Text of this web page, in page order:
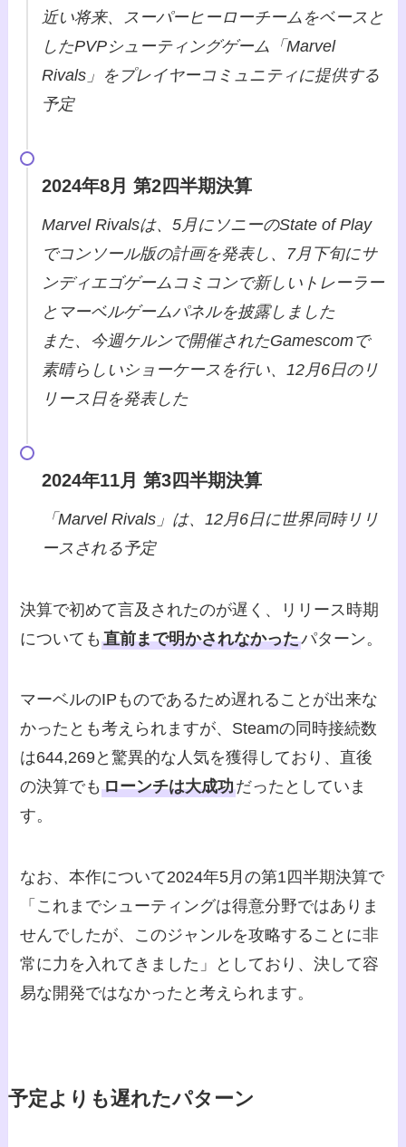
近い将来、スーパーヒーローチームをベースと
したPVPシューティングゲーム「Marvel
Rivals」をプレイヤーコミュニティに提供する
予定
2024年8月 第2四半期決算
Marvel Rivalsは、5月にソニーのState of Play
でコンソール版の計画を発表し、7月下旬にサ
ンディエゴゲームコミコンで新しいトレーラー
とマーベルゲームパネルを披露しました
また、今週ケルンで開催されたGamescomで
素晴らしいショーケースを行い、12月6日のリ
リース日を発表した
2024年11月 第3四半期決算
「Marvel Rivals」は、12月6日に世界同時リリ
ースされる予定
決算で初めて言及されたのが遅く、リリース時期
についても直前まで明かされなかったパターン。
マーベルのIPものであるため遅れることが出来な
かったとも考えられますが、Steamの同時接続数
は644,269と驚異的な人気を獲得しており、直後
の決算でもローンチは大成功だったとしていま
す。
なお、本作について2024年5月の第1四半期決算で
「これまでシューティングは得意分野ではありま
せんでしたが、このジャンルを攻略することに非
常に力を入れてきました」としており、決して容
易な開発ではなかったと考えられます。
予定よりも遅れたパターン